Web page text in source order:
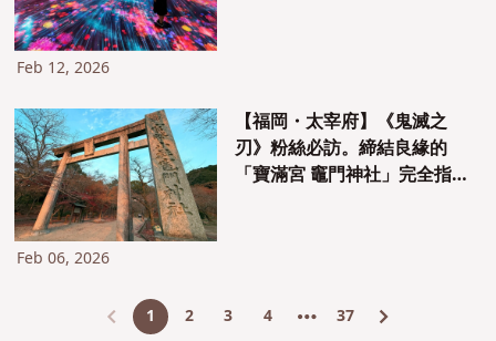
Feb 12, 2026
【福岡・太宰府】《鬼滅之
刃》粉絲必訪。締結良緣的
「寶滿宮 竈門神社」完全指
Feb 06, 2026
1 2 3 4 37